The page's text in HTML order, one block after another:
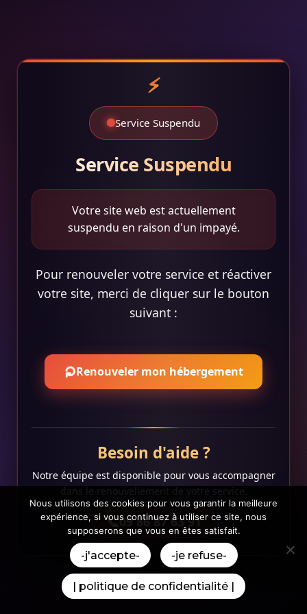
Service Suspendu
Service Suspendu
Votre site web est actuellement
suspendu en raison d'un impayé.
Pour renouveler votre service et réactiver
votre site, merci de cliquer sur le bouton
suivant :
⟳Renouveler mon hébergement
Besoin d'aide ?
Notre équipe est disponible pour vous accompagner
09 86 87 63 91
Nous utilisons des cookies pour vous garantir la meilleure
expérience, si vous continuez à utiliser ce site, nous
supposerons que vous en êtes satisfait.
-j'accepte- -je refuse-
| politique de confidentialité |